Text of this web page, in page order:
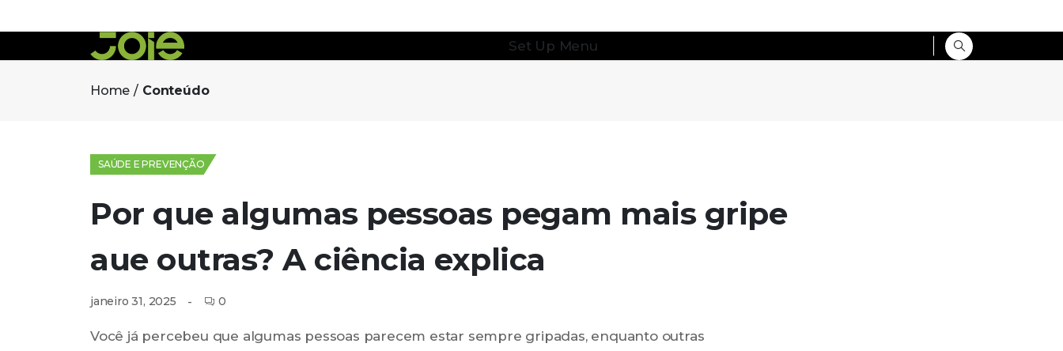
Set Up Menu
Home Conteúdo
SAÚDE E PREVENÇÃO
Por que algumas pessoas pegam mais gripe
aue outras? A ciência explica
janeiro 31, 2025 0
Você já percebeu que algumas pessoas parecem estar sempre gripadas, enquanto outras